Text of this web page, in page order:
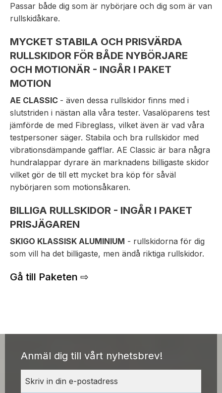
Passar både dig som är nybörjare och dig som är van
rullskidåkare.
MYCKET STABILA OCH PRISVÄRDA
RULLSKIDOR FÖR BÅDE NYBÖRJARE
OCH MOTIONÄR - INGÅR I PAKET
MOTION
AE CLASSIC - även dessa rullskidor finns med i
slutstriden i nästan alla våra tester. Vasalöparens test
jämförde de med Fibreglass, vilket även är vad våra
testpersoner säger. Stabila och bra rullskidor med
vibrationsdämpande gafflar. AE Classic är bara några
hundralappar dyrare än marknadens billigaste skidor
vilket gör de till ett mycket bra köp för såväl
nybörjaren som motionsåkaren.
BILLIGA RULLSKIDOR - INGÅR I PAKET
PRISJÄGAREN
SKIGO KLASSISK ALUMINIUM - rullskidorna för dig
som vill ha det billigaste, men ändå riktiga rullskidor.
Gå till Paketen ⇨
Anmäl dig till vårt nyhetsbrev!